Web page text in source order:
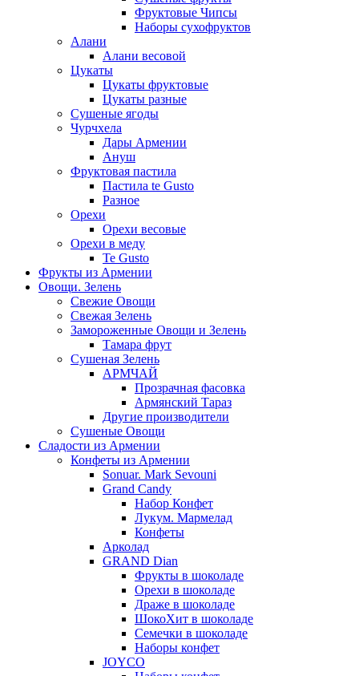
Фруктовые Чипсы
Наборы сухофруктов
Алани
Алани весовой
Цукаты
Цукаты фруктовые
Цукаты разные
Сушеные ягоды
Чурчхела
Дары Армении
Ануш
Фруктовая пастила
Пастила te Gusto
Разное
Орехи
Орехи весовые
Орехи в меду
Te Gusto
Фрукты из Армении
Овощи. Зелень
Свежие Овощи
Свежая Зелень
Замороженные Овощи и Зелень
Тамара фрут
Сушеная Зелень
АРМЧАЙ
Прозрачная фасовка
Армянский Тараз
Другие производители
Сушеные Овощи
Сладости из Армении
Конфеты из Армении
Sonuar. Mark Sevouni
Grand Candy
Набор Конфет
Лукум. Мармелад
Конфеты
Арколад
GRAND Dian
Фрукты в шоколаде
Орехи в шоколаде
Драже в шоколаде
ШокоХит в шоколаде
Семечки в шоколаде
Наборы конфет
JOYCO